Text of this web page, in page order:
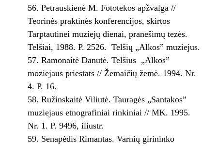
Petrauskienė M. Fototekos apžvalga //
Teorinės praktinės konferencijos, skirtos
Tarptautinei muziejų dienai, pranešimų tezės.
Telšiai, 1988. P. 25­26. ­ Telšių „Alkos” muziejus.
Ramonaitė Danutė. Telšiūs ­ „Alkos”
moziejaus priestats // Žemaičių žemė. 1994. Nr.
4. P. 16.
Ružinskaitė Viliutė. Tauragės „Santakos”
muziejaus etnografiniai rinkiniai // MK. 1995.
Nr. 1. P. 94­96, iliustr.
Senapėdis Rimantas. Varnių girininko